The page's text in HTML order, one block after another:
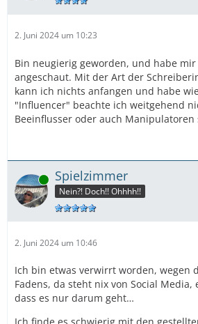
2. Juni 2024 um 10:23
Bin neugierig geworden, und habe
angeschaut. Mit der Art der
kann ich nichts anfangen und habe
"Influencer" beachte ich weitgehend
Beeinflusser oder auch
Online Spielzimmer
Nein?! Doch!! Ohhhh!!
2. Juni 2024 um 10:46
Ich bin etwas verwirrt worden, wegen
Fadens, da steht nix von Social
dass es nur darum geht…